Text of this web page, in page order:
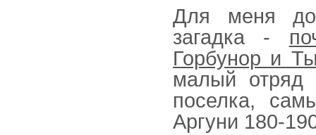
Для меня до
загадка -
Горбунор и
малый
поселка,
Аргуни 180-